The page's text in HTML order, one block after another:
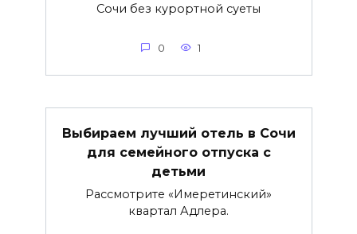
Сочи без курортной суеты
0 1
Выбираем лучший отель в Сочи
для семейного отпуска с
детьми
Рассмотрите «Имеретинский»
квартал Адлера.